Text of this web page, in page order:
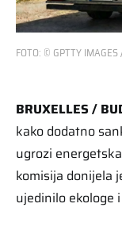
FOTO: © GPTTY
BRUXELLES /
kako dodatno
ugrozi
komisija donijela
ujedinilo ekologe